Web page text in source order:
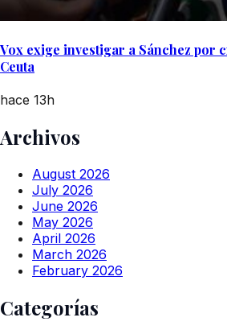
Vox exige investigar a Sánchez por
Ceuta
hace 13h
Archivos
August 2026
July 2026
June 2026
May 2026
April 2026
March 2026
February 2026
Categorías